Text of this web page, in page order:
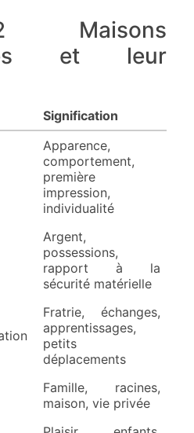
Maisons
et leur
Signification
Apparence,
comportement,
première
impression,
individualité
Argent,
possessions,
rapport à la
sécurité matérielle
Fratrie, échanges,
apprentissages,
petits
déplacements
Famille, racines,
maison, vie privée